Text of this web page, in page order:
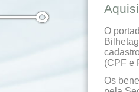
O
(CPF e
Os